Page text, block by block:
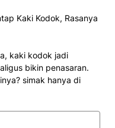
kaki kodok jadi
bikin penasaran.
simak hanya di